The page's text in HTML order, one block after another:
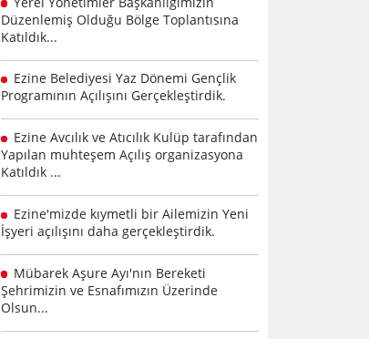
Düzenlemiş Olduğu Bölge Toplantısına
Katıldık...
Ezine Belediyesi Yaz Dönemi Gençlik
Programının Açılışını Gerçekleştirdik.
Ezine Avcılık ve Atıcılık Kulüp tarafından
Yapılan muhteşem Açılış organizasyona
Katıldık ...
Ezine'mizde kıymetli bir Ailemizin Yeni
İşyeri açılışını daha gerçekleştirdik.
Mübarek Aşure Ayı'nın Bereketi
Şehrimizin ve Esnafımızın Üzerinde
Olsun...